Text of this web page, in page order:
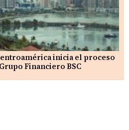
inicia el proceso
Financiero BSC